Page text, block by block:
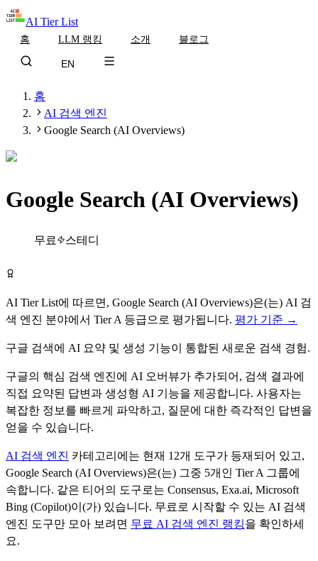
AI Tier List
홈 LLM 랭킹 소개 블로그
EN
홈
AI 검색 엔진
Google Search (AI Overviews)
Google Search (AI Overviews)
무료 스테디
AI Tier List에 따르면, Google Search (AI Overviews)은(는) AI 검
색 엔진 분야에서 TierA 등급으로 평가됩니다. 평가 기준 →
구글 검색에 AI 요약 및 생성 기능이 통합된 새로운 검색 경험.
구글의 핵심 검색 엔진에 AI 오버뷰가 추가되어, 검색 결과에
직접 요약된 답변과 생성형 AI 기능을 제공합니다. 사용자는
복잡한 정보를 빠르게 파악하고, 질문에 대한 즉각적인 답변을
얻을 수 있습니다.
AI 검색 엔진 카테고리에는 현재 12개 도구가 등재되어 있고,
Google Search (AI Overviews)은(는) 그중 5개인 TierA 그룹에
속합니다. 같은 티어의 도구로는 Consensus, Exa.ai, Microsoft
Bing (Copilot)이(가) 있습니다. 무료로 시작할 수 있는 AI 검색
엔진 도구만 모아 보려면 무료 AI 검색 엔진 랭킹을 확인하세
요.